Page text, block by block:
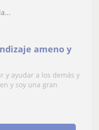
ameno y
y ayudar a los demás y
y soy una gran